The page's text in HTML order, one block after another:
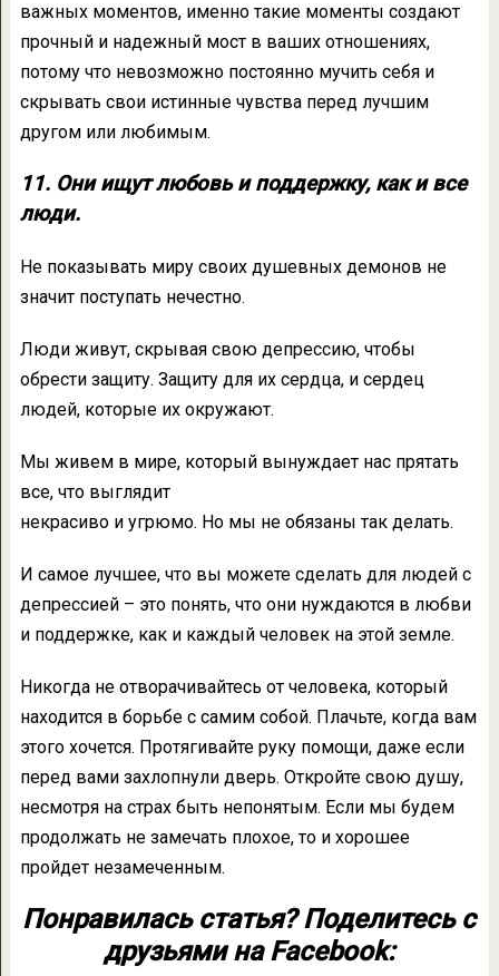
важных моментов, именно такие моменты создают
прочный и надежный мост в ваших отношениях,
потому что невозможно постоянно мучить себя и
скрывать свои истинные чувства перед лучшим
другом или любимым.
11. Они ищут любовь и поддержку, как и все
люди.
Не показывать миру своих душевных демонов не
значит поступать нечестно.
Люди живут, скрывая свою депрессию, чтобы
обрести защиту. Защиту для их сердца, и сердец
людей, которые их окружают.
Мы живем в мире, который вынуждает нас прятать
все, что выглядит
некрасиво и угрюмо. Но мы не обязаны так делать.
И самое лучшее, что вы можете сделать для людей с
депрессией – это понять, что они нуждаются в любви
и поддержке, как и каждый человек на этой земле.
Никогда не отворачивайтесь от человека, который
находится в борьбе с самим собой. Плачьте, когда вам
этого хочется. Протягивайте руку помощи, даже если
перед вами захлопнули дверь. Откройте свою душу,
несмотря на страх быть непонятым. Если мы будем
продолжать не замечать плохое, то и хорошее
пройдет незамеченным.
Понравилась статья? Поделитесь с
друзьями на Facebook: